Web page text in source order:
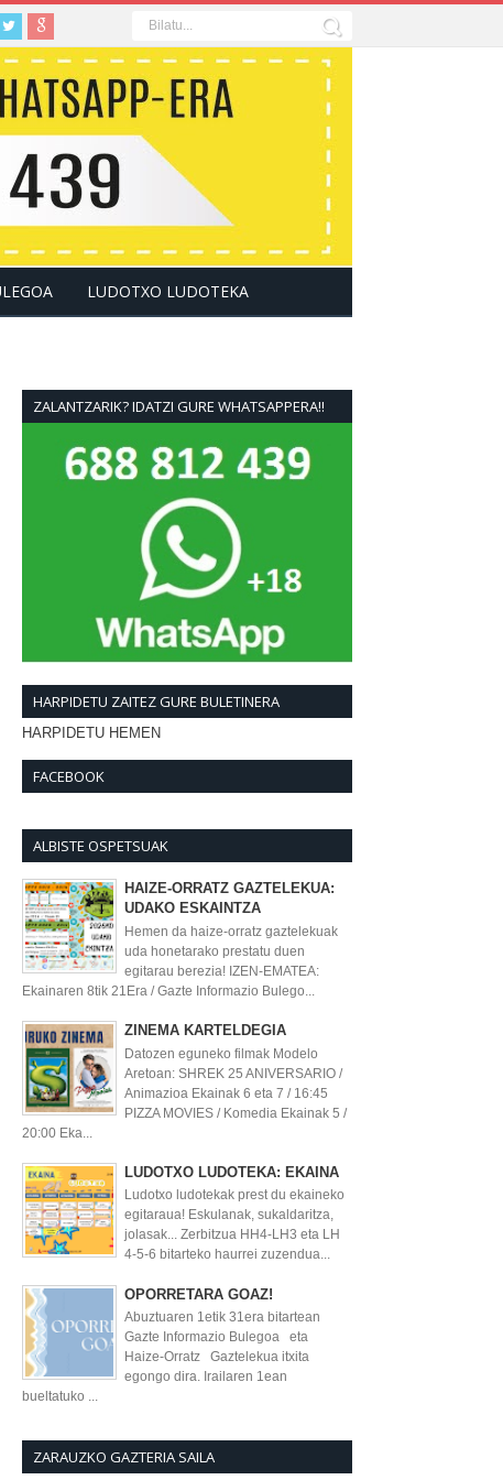
LUDOTXO LUDOTEKA
ZALANTZARIK? IDATZI GURE WHATSAPPERA!!
HARPIDETU ZAITEZ GURE BULETINERA
HARPIDETU HEMEN
FACEBOOK
ALBISTE OSPETSUAK
HAIZE-ORRATZ GAZTELEKUA:
UDAKO ESKAINTZA
Hemen da haize-orratz gaztelekuak
uda honetarako prestatu duen
egitarau berezia! IZEN-EMATEA:
Ekainaren 8tik 21Era / Gazte Informazio Bulego...
ZINEMA KARTELDEGIA
Datozen eguneko filmak Modelo
Aretoan: SHREK 25 ANIVERSARIO /
Animazioa Ekainak 6 eta 7 / 16:45
PIZZA MOVIES / Komedia Ekainak 5 /
20:00 Eka...
LUDOTXO LUDOTEKA: EKAINA
Ludotxo ludotekak prest du ekaineko
egitaraua! Eskulanak, sukaldaritza,
jolasak... Zerbitzua HH4-LH3 eta LH
4-5-6 bitarteko haurrei zuzendua...
OPORRETARA GOAZ!
Abuztuaren 1etik 31era bitartean
Gazte Informazio Bulegoa eta
Haize-Orratz Gaztelekua itxita
egongo dira. Irailaren 1ean
bueltatuko ...
ZARAUZKO GAZTERIA SAILA